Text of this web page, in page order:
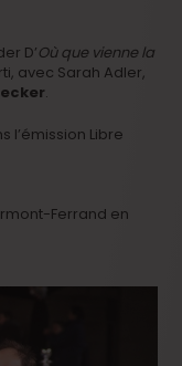
D’Où que vienne la
avec Sarah Adler,
.
l’émission Libre
Ferrand en